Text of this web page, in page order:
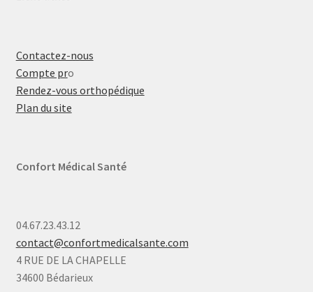
Contactez-nous
Compte pro
Rendez-vous orthopédique
Plan du site
Confort Médical Santé
04.67.23.43.12
contact@confortmedicalsante.com
4 RUE DE LA CHAPELLE
34600 Bédarieux